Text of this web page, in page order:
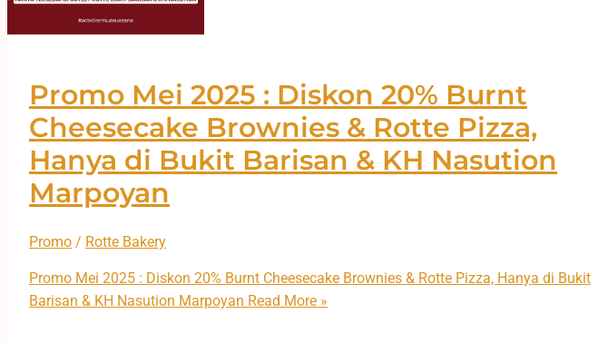
Promo Mei 2025 : Diskon 20% Burnt
Cheesecake Brownies & Rotte Pizza,
Hanya di Bukit Barisan & KH Nasution
Marpoyan
Promo / Rotte Bakery
Promo Mei 2025 : Diskon 20% Burnt Cheesecake Brownies & Rotte Pizza, Hanya di Bukit
Barisan & KH Nasution Marpoyan Read More »